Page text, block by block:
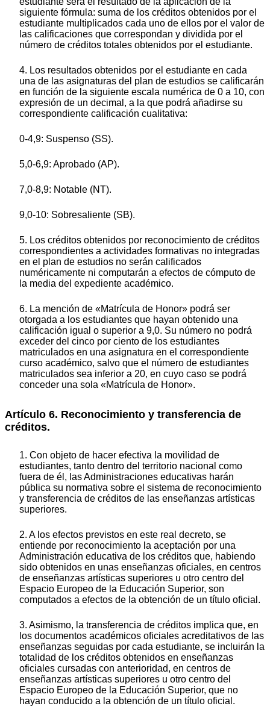
siguiente fórmula: suma de los créditos obtenidos por el
estudiante multiplicados cada uno de ellos por el valor de
las calificaciones que correspondan y dividida por el
número de créditos totales obtenidos por el estudiante.
4. Los resultados obtenidos por el estudiante en cada
una de las asignaturas del plan de estudios se calificarán
en función de la siguiente escala numérica de 0 a 10, con
expresión de un decimal, a la que podrá añadirse su
correspondiente calificación cualitativa:
0-4,9: Suspenso (SS).
5,0-6,9: Aprobado (AP).
7,0-8,9: Notable (NT).
9,0-10: Sobresaliente (SB).
5. Los créditos obtenidos por reconocimiento de créditos
correspondientes a actividades formativas no integradas
en el plan de estudios no serán calificados
numéricamente ni computarán a efectos de cómputo de
la media del expediente académico.
6. La mención de «Matrícula de Honor» podrá ser
otorgada a los estudiantes que hayan obtenido una
calificación igual o superior a 9,0. Su número no podrá
exceder del cinco por ciento de los estudiantes
matriculados en una asignatura en el correspondiente
curso académico, salvo que el número de estudiantes
matriculados sea inferior a 20, en cuyo caso se podrá
conceder una sola «Matrícula de Honor».
Artículo 6. Reconocimiento y transferencia de
créditos.
1. Con objeto de hacer efectiva la movilidad de
estudiantes, tanto dentro del territorio nacional como
fuera de él, las Administraciones educativas harán
pública su normativa sobre el sistema de reconocimiento
y transferencia de créditos de las enseñanzas artísticas
superiores.
2. A los efectos previstos en este real decreto, se
entiende por reconocimiento la aceptación por una
Administración educativa de los créditos que, habiendo
sido obtenidos en unas enseñanzas oficiales, en centros
de enseñanzas artísticas superiores u otro centro del
Espacio Europeo de la Educación Superior, son
computados a efectos de la obtención de un título oficial.
3. Asimismo, la transferencia de créditos implica que, en
los documentos académicos oficiales acreditativos de las
enseñanzas seguidas por cada estudiante, se incluirán la
totalidad de los créditos obtenidos en enseñanzas
oficiales cursadas con anterioridad, en centros de
enseñanzas artísticas superiores u otro centro del
Espacio Europeo de la Educación Superior, que no
hayan conducido a la obtención de un título oficial.